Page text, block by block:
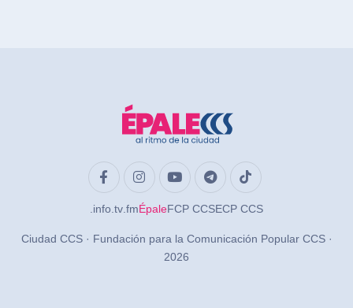
.info .tv .fmÉpaleFCP CCSECP CCS
Ciudad CCS · Fundación para la Comunicación Popular CCS ·
2026